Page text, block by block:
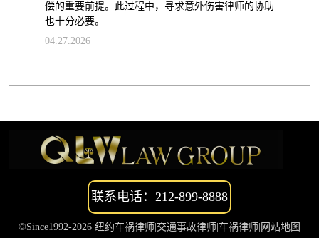
偿的重要前提。此过程中，寻求意外伤害律师的协助
也十分必要。
04.27.2026
联系电话：212-899-8888
©Since1992-2026 纽约车祸律师|交通事故律师|车祸律师| 网站地图